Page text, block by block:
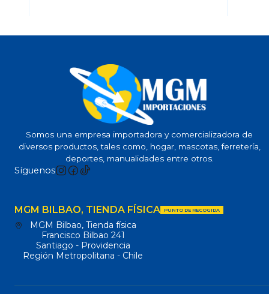
Somos una empresa importadora y comercializadora de
diversos productos, tales como, hogar, mascotas, ferretería,
deportes, manualidades entre otros.
Síguenos
MGM BILBAO, TIENDA FÍSICA PUNTO DE RECOGIDA
MGM Bilbao, Tienda física
Francisco Bilbao 241
Santiago - Providencia
Región Metropolitana - Chile